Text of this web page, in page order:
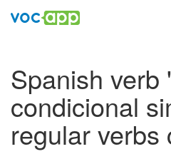
Spanish verb
condicional
regular verbs